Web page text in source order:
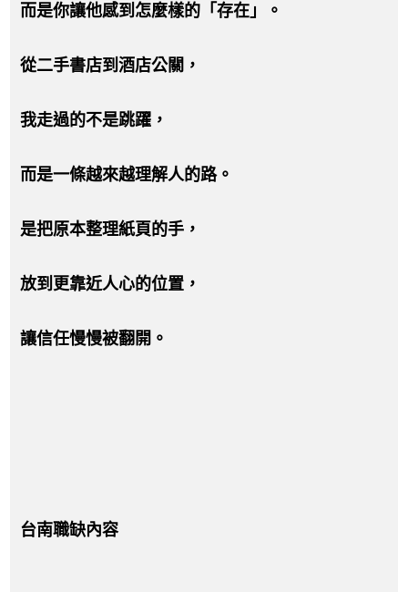
而是你讓他感到怎麼樣的「存在」。
從二手書店到酒店公關，
我走過的不是跳躍，
而是一條越來越理解人的路。
是把原本整理紙頁的手，
放到更靠近人心的位置，
讓信任慢慢被翻開。
台南職缺內容